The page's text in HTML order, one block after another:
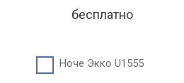
бесплатно
Ноче Экко U1555